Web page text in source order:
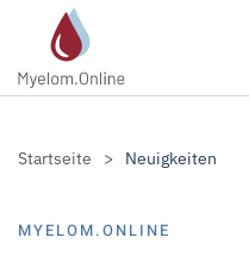
Zum Hauptinhalt
Startseite Neuigkeiten
MYELOM.ONLINE